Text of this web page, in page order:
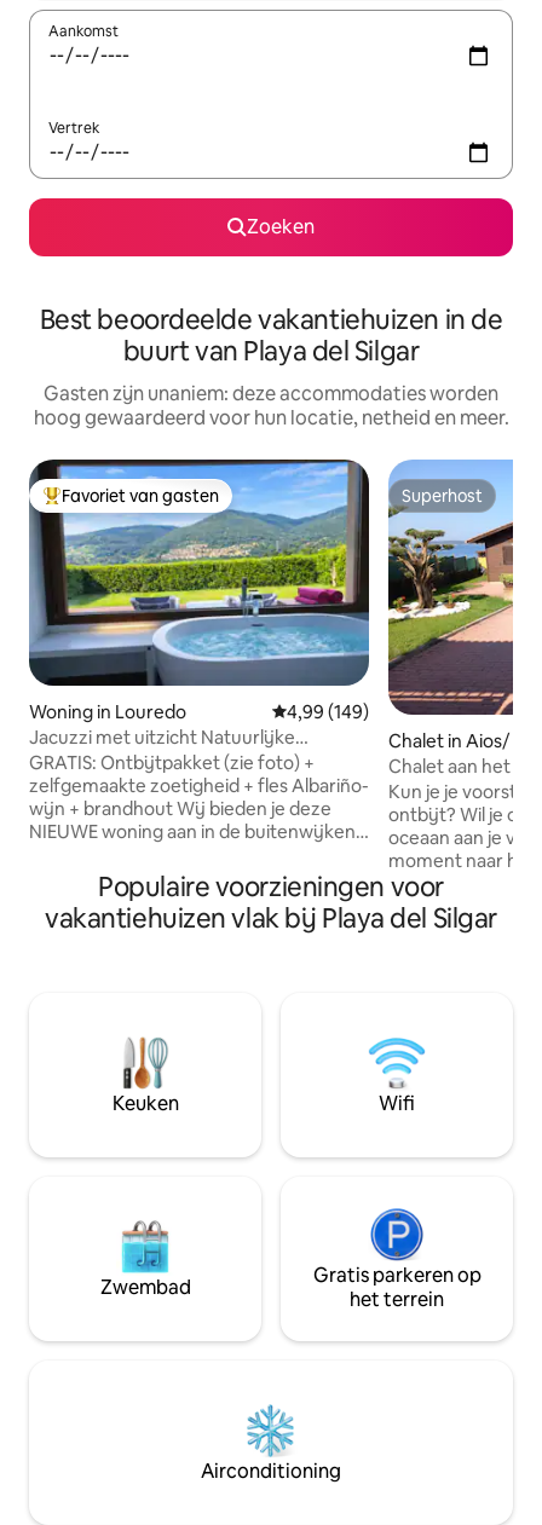
Aankomst
Vertrek
Zoeken
Best beoordeelde vakantiehuizen in de
buurt van Playa del Silgar
Gasten zijn unaniem: deze accommodaties worden
hoog gewaardeerd voor hun locatie, netheid en meer.
Topfavoriet van gasten
Favoriet van gasten
Woning in Louredo Gemiddelde beoordeling van
4,99 (149)
Jacuzzi met uitzicht Natuurlijke
ontspanning in Vigo Rural Mos
GRATIS: Ontbijtpakket (zie foto) +
zelfgemaakte zoetigheid + fles Albariño-
wijn + brandhout Wij bieden je deze
NIEUWE woning aan in de buitenwijken
De woning heeft een privétuin van
ongeveer 200 m², speciaal voor u,
volledig afgesloten en met volledige
Perfecte locatie om van het huis de
uitvalsbasis te maken voor excursies
door Galicië. De snelweg is op 5 minuten
Superhost
Superhost
Chalet in Aios/
Chalet aan het
uitzicht op zee
Kun je je
ontbijt? Wil je
oceaan aan je
moment naar het
het uitzicht vanaf
de tuin? Weinig
geweldige
barbecue en
het hele jaar
genieten.
Rias Baixas te
Populaire voorzieningen voor
vakantiehuizen vlak bij Playa del Silgar
Keuken Wifi
Zwembad
Gratis parkeren op
het terrein
Airconditioning